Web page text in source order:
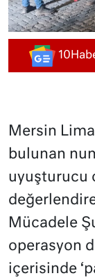
Mersin
bulunan
uyuşturucu
Mücadele
operasyon
içerisinde